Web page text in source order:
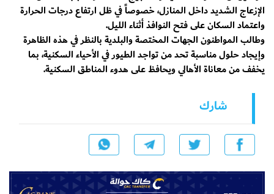
الإزعاج الشديد داخل المنازل، خصوصاً في ظل ارتفاع درجات الحرارة
واعتماد السكان على فتح النوافذ أثناء الليل.
وطالب المواطنون الجهات المختصة والبلدية بالنظر في هذه الظاهرة
وإيجاد حلول مناسبة تحد من تواجد الطيور في الأحياء السكنية، بما
يخفف من معاناة الأهالي ويحافظ على هدوء المناطق السكنية.
شارك